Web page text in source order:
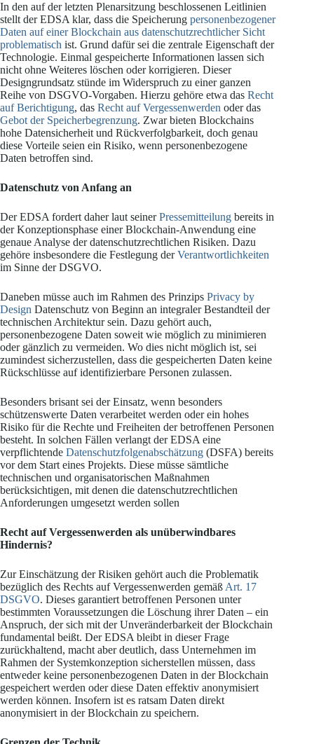
In den auf der letzten Plenarsitzung beschlossenen Leitlinien
stellt der EDSA klar, dass die Speicherung personenbezogener
Daten auf einer Blockchain aus datenschutzrechtlicher Sicht
problematisch ist. Grund dafür sei die zentrale Eigenschaft der
Technologie. Einmal gespeicherte Informationen lassen sich
nicht ohne Weiteres löschen oder korrigieren. Dieser
Designgrundsatz stünde im Widerspruch zu einer ganzen
Reihe von DSGVO-Vorgaben. Hierzu gehöre etwa das Recht
auf Berichtigung, das Recht auf Vergessenwerden oder das
Gebot der Speicherbegrenzung. Zwar bieten Blockchains
hohe Datensicherheit und Rückverfolgbarkeit, doch genau
diese Vorteile seien ein Risiko, wenn personenbezogene
Daten betroffen sind.
Datenschutz von Anfang an
Der EDSA fordert daher laut seinerPressemitteilung bereits in
der Konzeptionsphase einer Blockchain-Anwendung eine
genaue Analyse der datenschutzrechtlichen Risiken. Dazu
gehöre insbesondere die Festlegung derVerantwortlichkeiten
im Sinne der DSGVO.
Daneben müsse auch im Rahmen des Prinzips Privacy by
Design Datenschutz von Beginn an integraler Bestandteil der
technischen Architektur sein. Dazu gehört auch,
personenbezogene Daten soweit wie möglich zu minimieren
oder gänzlich zu vermeiden. Wo dies nicht möglich ist, sei
zumindest sicherzustellen, dass die gespeicherten Daten keine
Rückschlüsse auf identifizierbare Personen zulassen.
Besonders brisant sei der Einsatz, wenn besonders
schützenswerte Daten verarbeitet werden oder ein hohes
Risiko für die Rechte und Freiheiten der betroffenen Personen
besteht. In solchen Fällen verlangt der EDSA eine
verpflichtende Datenschutzfolgenabschätzung (DSFA) bereits
vor dem Start eines Projekts. Diese müsse sämtliche
technischen und organisatorischen Maßnahmen
berücksichtigen, mit denen die datenschutzrechtlichen
Anforderungen umgesetzt werden sollen
Recht auf Vergessenwerden als unüberwindbares
Hindernis?
Zur Einschätzung der Risiken gehört auch die Problematik
bezüglich des Rechts auf Vergessenwerden gemäß Art. 17
DSGVO. Dieses garantiert betroffenen Personen unter
bestimmten Voraussetzungen die Löschung ihrer Daten – ein
Anspruch, der sich mit der Unveränderbarkeit der Blockchain
fundamental beißt. Der EDSA bleibt in dieser Frage
zurückhaltend, macht aber deutlich, dass Unternehmen im
Rahmen der Systemkonzeption sicherstellen müssen, dass
entweder keine personenbezogenen Daten in der Blockchain
gespeichert werden oder diese Daten effektiv anonymisiert
werden können. Insofern ist es ratsam Daten direkt
anonymisiert in der Blockchain zu speichern.